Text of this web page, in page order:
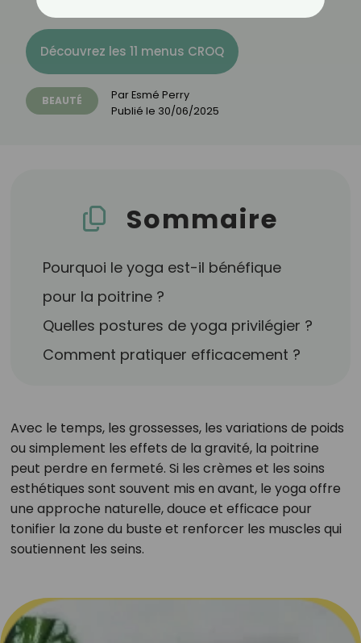
Découvrez les 11 menus CROQ
BEAUTÉ ParEsmé Perry
Publié le 30/06/2025
Sommaire
Pourquoi le yoga est-il bénéfique
pour la poitrine ?
Quelles postures de yoga privilégier ?
Comment pratiquer efficacement ?
Avec le temps, les grossesses, les variations de poids
ou simplement les effets de la gravité, la poitrine
peut perdre en fermeté. Si les crèmes et les soins
esthétiques sont souvent mis en avant, le yoga offre
une approche naturelle, douce et efficace pour
tonifier la zone du buste et renforcer les muscles qui
soutiennent les seins.